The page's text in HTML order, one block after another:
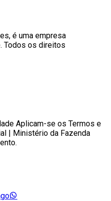
é uma empresa
Todos os direitos
Aplicam-se os Termos e
| Ministério da Fazenda